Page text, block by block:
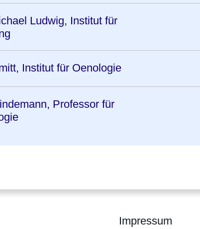
Ludwig, Institut für
Institut für Oenologie
Professor für
Impressum